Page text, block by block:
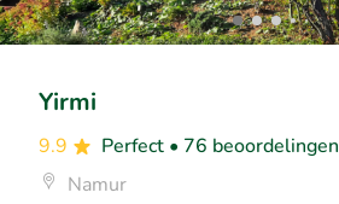
Yirmi
9.9 Perfect • 76 beoordelingen
Namur